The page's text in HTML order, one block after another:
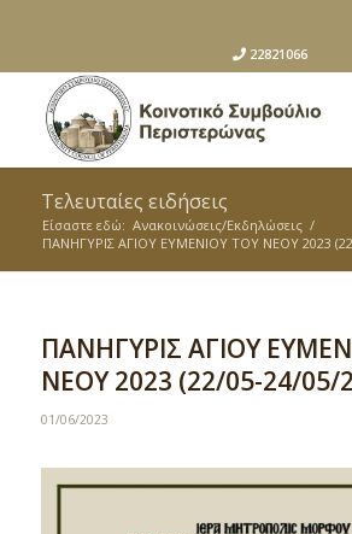
22821066
Τελευταίες ειδήσεις
Είσαστε εδώ: Ανακοινώσεις/Εκδηλώσεις /
ΠΑΝΗΓΥΡΙΣ ΑΓΙΟΥ ΕΥΜΕΝΙΟΥ ΤΟΥ ΝΕΟΥ 2023
ΠΑΝΗΓΥΡΙΣ ΑΓΙΟΥ
ΝΕΟΥ 2023 (22/05-24/05/
01/06/2023